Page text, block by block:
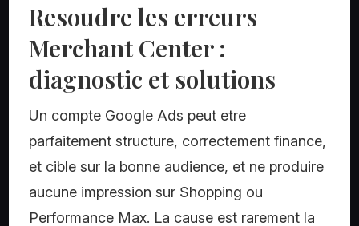
Resoudre les erreurs
Merchant Center :
diagnostic et solutions
Un compte Google Ads peut etre
parfaitement structure, correctement finance,
et cible sur la bonne audience, et ne produire
aucune impression sur Shopping ou
Performance Max. La cause est rarement la